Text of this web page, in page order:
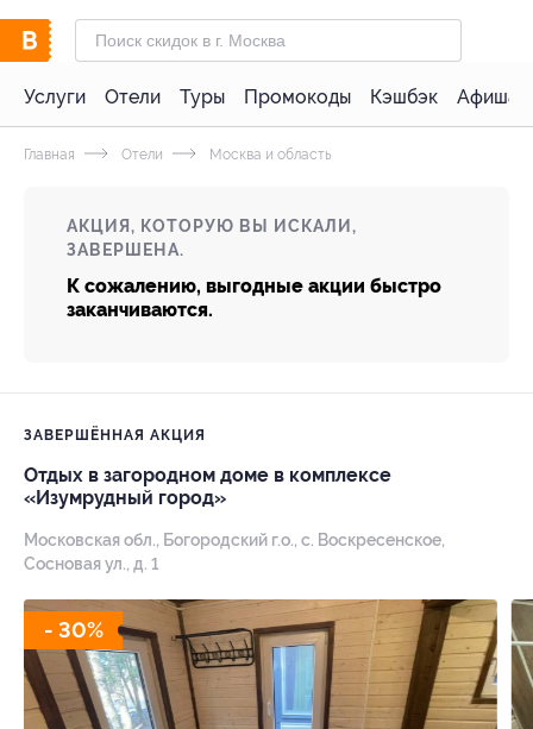
Услуги Отели Туры Промокоды Кэшбэк Афиша
Главная Отели Москва и область
АКЦИЯ, КОТОРУЮ ВЫ ИСКАЛИ,
ЗАВЕРШЕНА.
К сожалению, выгодные акции быстро
заканчиваются.
ЗАВЕРШЁННАЯ АКЦИЯ
Отдых в загородном доме в комплексе
«Изумрудный город»
Московская обл., Богородский г.о., с. Воскресенское,
Сосновая ул., д. 1
- 30%